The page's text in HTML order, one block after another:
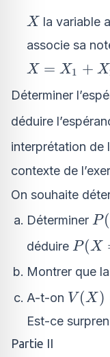
X
X la variable
associe sa
X
X_1
+
X_2
X = X1 + X
Déterminer
déduire
interprétation de
contexte de
On souhaite
Déterminer
=
0)
P(
déduire P(X
1)
P(X
Montrer que
A-t-on V(X)
V(X_1)
V (X)
Est-ce
Partie II